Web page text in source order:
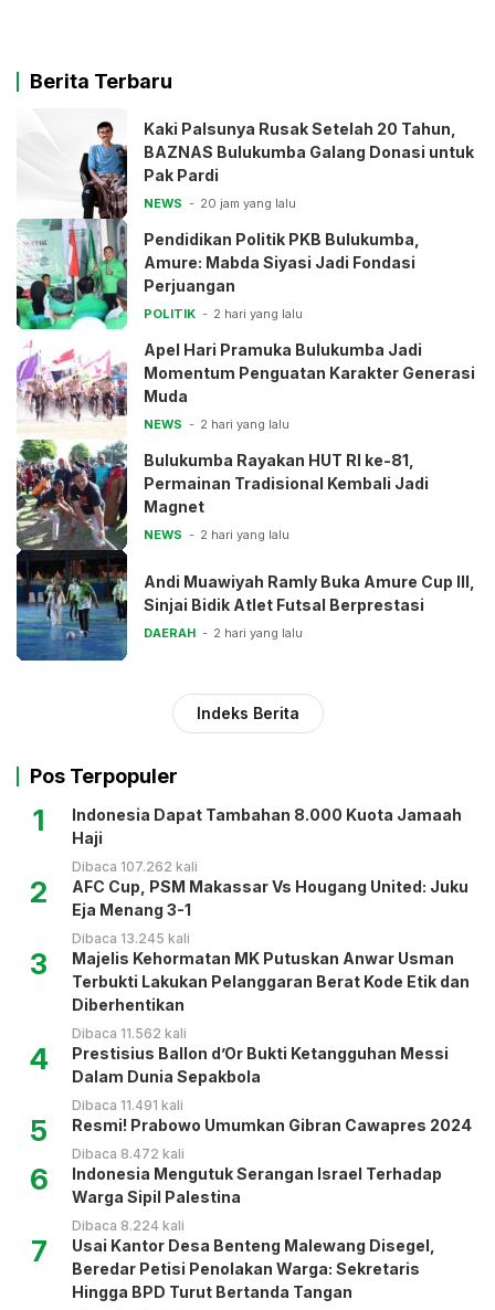
Berita Terbaru
Kaki Palsunya Rusak Setelah 20 Tahun,
BAZNAS Bulukumba Galang Donasi untuk
Pak Pardi
NEWS 20 jam yang lalu
Pendidikan Politik PKB Bulukumba,
Amure: Mabda Siyasi Jadi Fondasi
Perjuangan
POLITIK 2 hari yang lalu
Apel Hari Pramuka Bulukumba Jadi
Momentum Penguatan Karakter Generasi
Muda
NEWS 2 hari yang lalu
Bulukumba Rayakan HUT RI ke-81,
Permainan Tradisional Kembali Jadi
Magnet
NEWS 2 hari yang lalu
Andi Muawiyah Ramly Buka Amure Cup III,
Sinjai Bidik Atlet Futsal Berprestasi
DAERAH 2 hari yang lalu
Indeks Berita
Pos Terpopuler
1
Indonesia Dapat Tambahan 8.000 Kuota Jamaah
Haji
Dibaca 107.262 kali
2
AFC Cup, PSM Makassar Vs Hougang United: Juku
Eja Menang 3-1
Dibaca 13.245 kali
3
Majelis Kehormatan MK Putuskan Anwar Usman
Terbukti Lakukan Pelanggaran Berat Kode Etik dan
Diberhentikan
Dibaca 11.562 kali
4
Prestisius Ballon d’Or Bukti Ketangguhan Messi
Dalam Dunia Sepakbola
Dibaca 11.491 kali
5 Resmi! Prabowo Umumkan Gibran Cawapres 2024
Dibaca 8.472 kali
6
Indonesia Mengutuk Serangan Israel Terhadap
Warga Sipil Palestina
Dibaca 8.224 kali
7
Usai Kantor Desa Benteng Malewang Disegel,
Beredar Petisi Penolakan Warga: Sekretaris
Hingga BPD Turut Bertanda Tangan